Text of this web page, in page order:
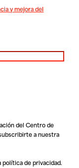
y mejora del
del Centro de
a nuestra
política de privacidad.